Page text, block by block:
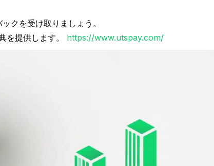
クを受け取りましょう。
を提供します。 https://www.utspay.com/